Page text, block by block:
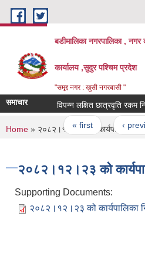
Skip to main content
बडीमालिका नगरपालिका , नगर
कार्यालय ,सुदुर पश्चिम प्रदेश
"समृद्द नगर : खुसी नगरबासी "
समाचार विपन्न लक्षित छात्रवृति रकम
Pages
« first ‹
You are here
Home » २०८२।१२।२३ को कार्यपालिका
२०८२।१२।२३ को
Supporting Documents:
२०८२।१२।२३ को कार्यपालिका